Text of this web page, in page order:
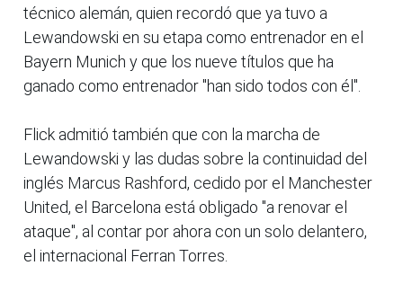
técnico alemán, quien recordó que ya tuvo a
Lewandowski en su etapa como entrenador en el
Bayern Munich y que los nueve títulos que ha
ganado como entrenador "han sido todos con él".
Flick admitió también que con la marcha de
Lewandowski y las dudas sobre la continuidad del
inglés Marcus Rashford, cedido por el Manchester
United, el Barcelona está obligado "a renovar el
ataque", al contar por ahora con un solo delantero,
el internacional Ferran Torres.